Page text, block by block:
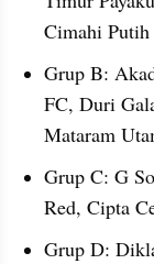
Cimahi Putih
Grup B:
FC, Duri
Mataram
Grup C: G
Red, Cipta
Grup D: